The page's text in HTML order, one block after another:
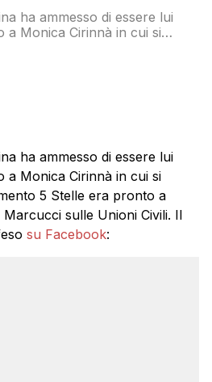
ha ammesso di essere lui
a Monica Cirinnà in cui si
Marcucci sulle Unioni Civili. Il
su Facebook: Voglio fare
ha ammesso di essere lui
a Monica Cirinnà in cui si
5 Stelle era pronto a
Marcucci sulle Unioni Civili. Il
su Facebook: